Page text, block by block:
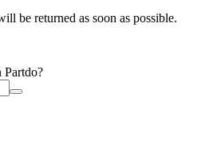
be returned as soon as possible.